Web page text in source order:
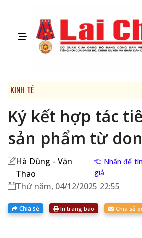
KINH TẾ
Ký kết hợp tác
sản phẩm từ
Hà Dũng - Văn
Thao
Nhấn để
giả
Thứ năm, 04/12/2025 22:55
Chia sẻ In trang báo Chia sẻ